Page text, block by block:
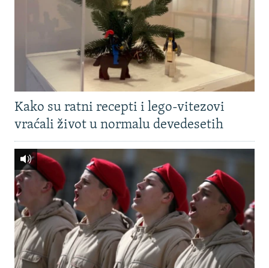
Kako su ratni recepti i lego-vitezovi
vraćali život u normalu devedesetih